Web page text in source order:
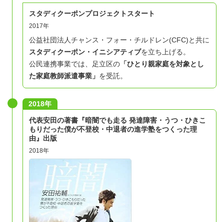
スタディクーポンプロジェクトスタート
2017年
公益社団法人チャンス・フォー・チルドレン(CFC)と共に
スタディクーポン・イニシアティブを立ち上げる。
公民連携事業では、足立区の 「ひとり親家庭を対象とし
た家庭教師派遣事業」 を受託。
2018年
代表安田の著書『暗闇でも走る 発達障害・うつ・ひきこ
もりだった僕が不登校・中退者の進学塾をつくった理
由』出版
2018年